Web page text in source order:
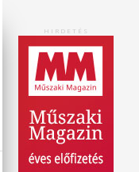
HIRDETÉS